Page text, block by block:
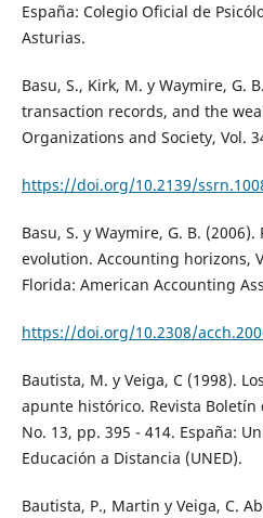
España: Colegio Oficial de
Asturias.
Basu, S., Kirk, M. y Waymire, G.
transaction records, and the
Organizations and Society, Vol.
https://doi.org/10.2139/
Basu, S. y Waymire, G. B.
evolution. Accounting horizons,
Florida: American Accounting
https://doi.org/10.2308/
Bautista, M. y Veiga, C (1998).
apunte histórico. Revista Boletín
No. 13, pp. 395 - 414. España:
Educación a Distancia (UNED).
Bautista, P., Martin y Veiga, C.